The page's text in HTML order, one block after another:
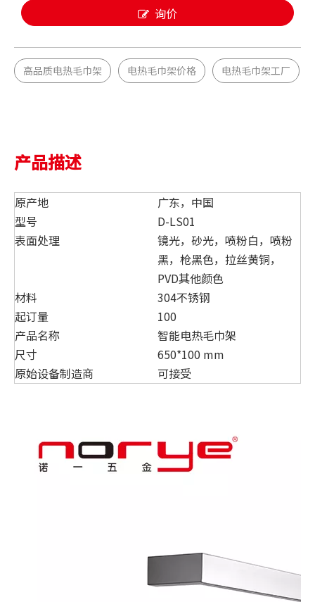
询价
高品质电热毛巾架 电热毛巾架价格 电热毛巾架工厂
产品描述
原产地
广东，中国
型号
D-LS01
表面处理
镜光，砂光，喷粉白，喷粉
黑，枪黑色，拉丝黄铜，
PVD其他颜色
材料
304不锈钢
起订量
100
产品名称
智能电热毛巾架
尺寸
650*100 mm
原始设备制造商
可接受